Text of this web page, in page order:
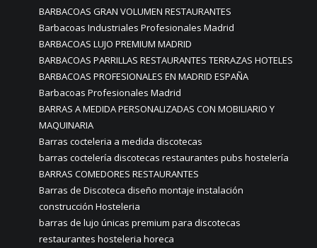
BARBACOAS GRAN VOLUMEN RESTAURANTES
Barbacoas Industriales Profesionales Madrid
BARBACOAS LUJO PREMIUM MADRID
BARBACOAS PARRILLAS RESTAURANTES TERRAZAS HOTELES
BARBACOAS PROFESIONALES EN MADRID ESPAÑA
Barbacoas Profesionales Madrid
BARRAS A MEDIDA PERSONALIZADAS CON MOBILIARIO Y
MAQUINARIA
Barras cocteleria a medida discotecas
barras coctelería discotecas restaurantes pubs hostelería
BARRAS COMEDORES RESTAURANTES
Barras de Discoteca diseño montaje instalación
construcción Hosteleria
barras de lujo únicas premium para discotecas
restaurantes hosteleria horeca